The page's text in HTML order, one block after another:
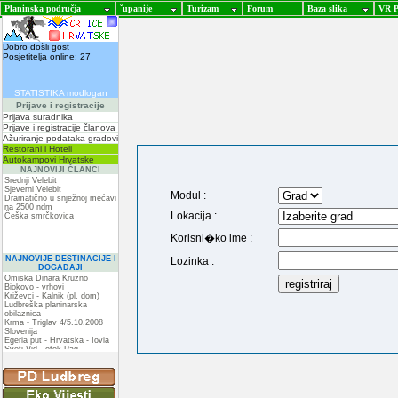
Planinska područja ˇupanije Turizam Forum Baza slika VR
Dobro došli gost
Posjetitelja online: 27
STATISTIKA modlogan
Prijave i registracije
Prijava suradnika
Prijave i registracije članova
Ažuriranje podataka gradovi
Restorani i Hoteli
Autokampovi Hrvatske
NAJNOVIJI ČLANCI
Srednji Velebit
Sjeverni Velebit
Dramatično u snježnoj mećavi
na 2500 ndm
Češka smrčkovica
NAJNOVIJE DESTINACIJE I
DOGAĐAJI
Omiska Dinara Kruzno
Biokovo - vrhovi
Križevci - Kalnik (pl. dom)
Ludbreška planinarska
obilaznica
Krma - Triglav 4/5.10.2008
Slovenija
Egeria put - Hrvatska - Iovia
Sveti Vid - otok Pag
ZIR
Podkilavac-Mudna dol-Hahlići-
Kolac-Podki
Modul :
Lokacija :
Korisni�ko ime :
Lozinka :